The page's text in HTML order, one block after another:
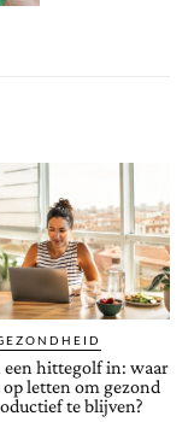
een hittegolf in: waar
letten om gezond
te blijven?